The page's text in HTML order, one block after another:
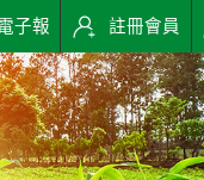
子報 註冊會員